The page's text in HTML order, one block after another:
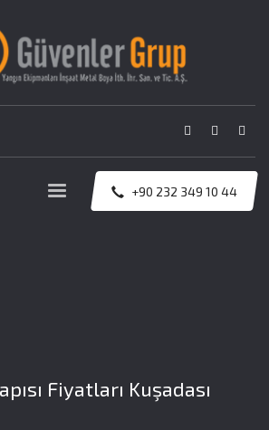
+90 232 349 10 44
Fiyatları Kuşadası